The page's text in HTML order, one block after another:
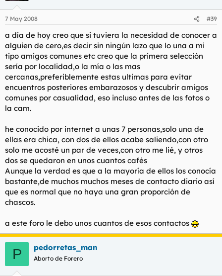
7 May 2008 #39
a día de hoy creo que si tuviera la necesidad de conocer a
alguien de cero,es decir sin ningún lazo que lo una a mi
tipo amigos comunes etc creo que la primera selección
sería por localidad,o la mía o las mas
cercanas,preferiblemente estas ultimas para evitar
encuentros posteriores embarazosos y descubrir amigos
comunes por casualidad, eso incluso antes de las fotos o
la cam.
he conocido por internet a unas 7 personas,solo una de
ellas era chica, con dos de ellos acabe saliendo,con otro
solo me acosté un par de veces,con otro me lié, y otros
dos se quedaron en unos cuantos cafés
Aunque la verdad es que a la mayoría de ellos los conocía
bastante,de muchos muchos meses de contacto diario así
que es normal que no haya una gran proporción de
chascos.
a este foro le debo unos cuantos de esos contactos
P pedorretas_man
Aborto de Forero